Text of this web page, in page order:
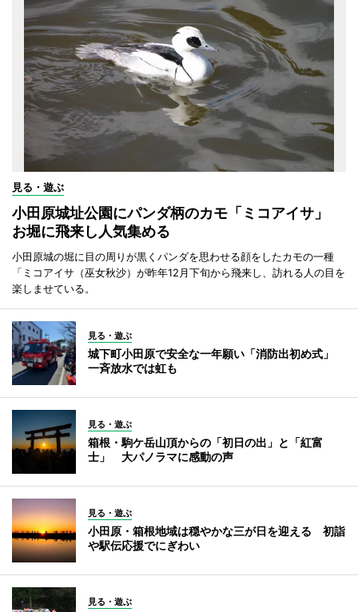
見る・遊ぶ
小田原城址公園にパンダ柄のカモ「ミコアイサ」
お堀に飛来し人気集める
小田原城の堀に目の周りが黒くパンダを思わせる顔をしたカモの一種
「ミコアイサ（巫女秋沙）が昨年12月下旬から飛来し、訪れる人の目を
楽しませている。
見る・遊ぶ
城下町小田原で安全な一年願い「消防出初め式」
一斉放水では虹も
見る・遊ぶ
箱根・駒ケ岳山頂からの「初日の出」と「紅富
士」 大パノラマに感動の声
見る・遊ぶ
小田原・箱根地域は穏やかな三が日を迎える 初詣
や駅伝応援でにぎわい
見る・遊ぶ